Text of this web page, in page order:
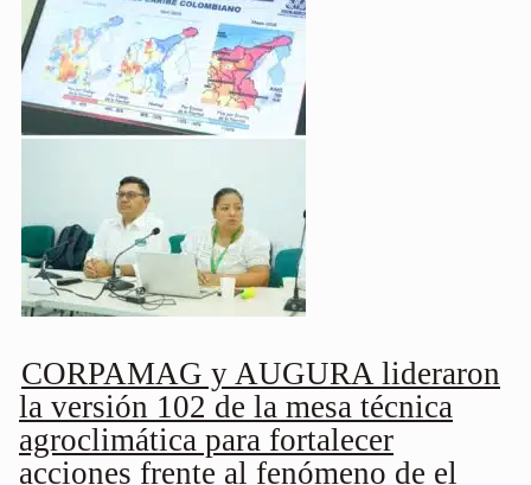
CORPAMAG y AUGURA lideraron
la versión 102 de la mesa técnica
agroclimática para fortalecer
acciones frente al fenómeno de el